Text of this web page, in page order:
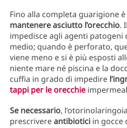
Fino alla completa guarigione
mantenere asciutto l’orecchio.
impedisce agli agenti patogeni
medio; quando è perforato,
viene meno e si è più esposti
niente mare né piscina e la
cuffia in grado di impedire
tappi per le orecchie
Se necessario,
prescrivereantibiotici in gocce